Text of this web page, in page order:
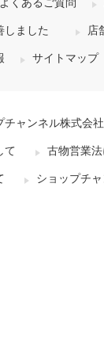
よくあるご質問
しました 店
サイトマップ
チャンネル株式会
て 古物営業
ショップチ